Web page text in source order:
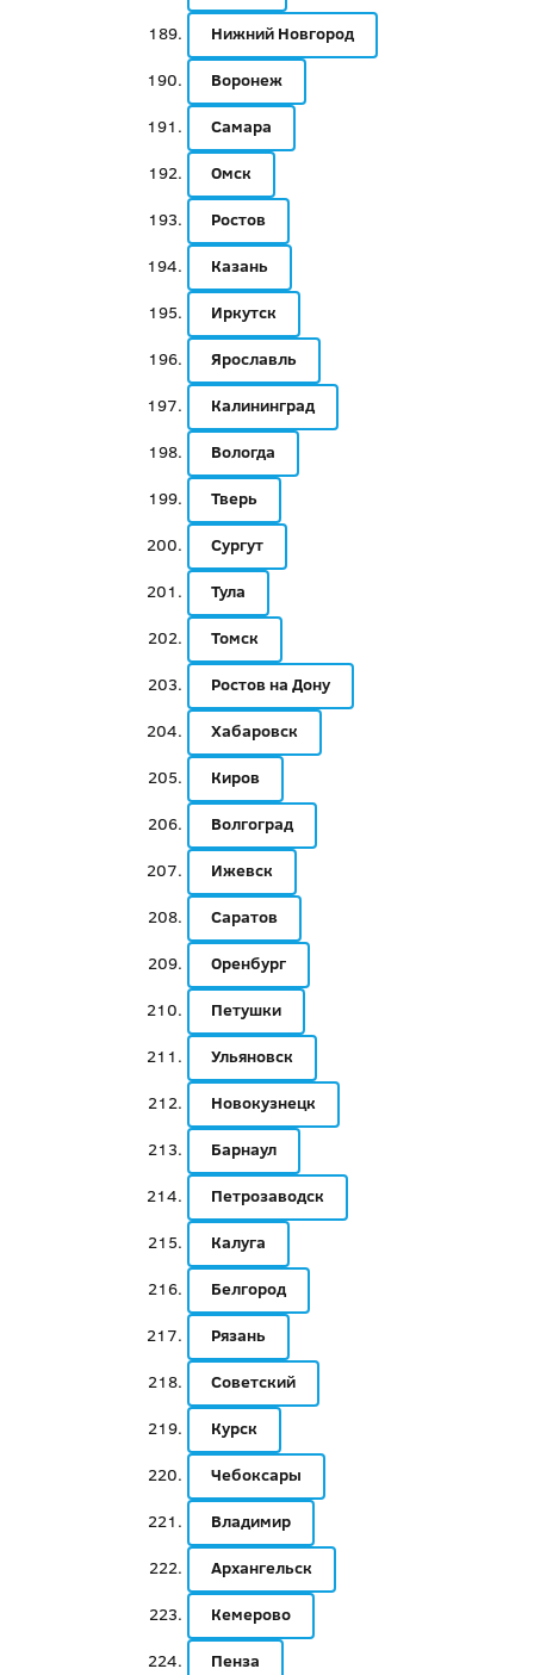
Нижний Новгород
Воронеж
Самара
Омск
Ростов
Казань
Иркутск
Ярославль
Калининград
Вологда
Тверь
Сургут
Тула
Томск
Ростов на Дону
Хабаровск
Киров
Волгоград
Ижевск
Саратов
Оренбург
Петушки
Ульяновск
Новокузнецк
Барнаул
Петрозаводск
Калуга
Белгород
Рязань
Советский
Курск
Чебоксары
Владимир
Архангельск
Кемерово
Пенза